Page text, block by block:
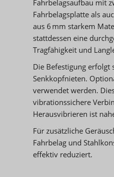
Fahrbelagsaufbau mit
Fahrbelagsplatte als
aus 6 mm starkem
stattdessen eine
Tragfähigkeit und
Die Befestigung erfolgt
Senkkopfnieten.
verwendet werden.
vibrationssichere
Herausvibrieren ist
Für zusätzliche
Fahrbelag und
effektiv reduziert.